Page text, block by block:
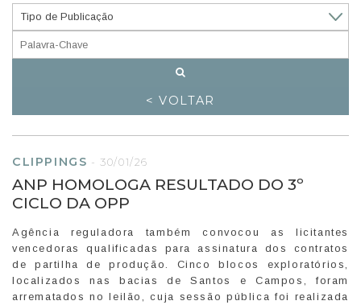
< VOLTAR
CLIPPINGS -30/01/26
ANP HOMOLOGA RESULTADO DO 3º
CICLO DA OPP
Agência reguladora também convocou as licitantes
vencedoras qualificadas para assinatura dos contratos
de partilha de produção. Cinco blocos exploratórios,
localizados nas bacias de Santos e Campos, foram
arrematados no leilão, cuja sessão pública foi realizada